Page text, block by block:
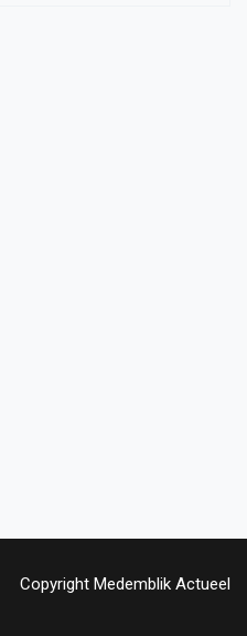
Copyright Medemblik Actueel